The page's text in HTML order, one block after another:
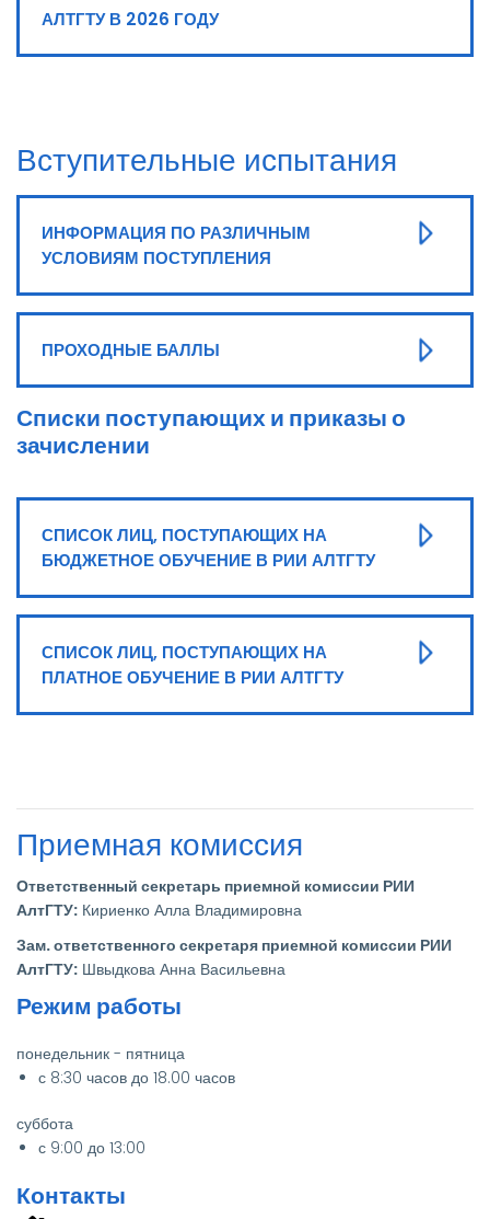
АЛТГТУ В 2026 ГОДУ
Вступительные испытания
ИНФОРМАЦИЯ ПО РАЗЛИЧНЫМ
УСЛОВИЯМ ПОСТУПЛЕНИЯ
ПРОХОДНЫЕ БАЛЛЫ
Списки поступающих и приказы о
зачислении
СПИСОК ЛИЦ, ПОСТУПАЮЩИХ НА
БЮДЖЕТНОЕ ОБУЧЕНИЕ В РИИ АЛТГТУ
СПИСОК ЛИЦ, ПОСТУПАЮЩИХ НА
ПЛАТНОЕ ОБУЧЕНИЕ В РИИ АЛТГТУ
Приемная комиссия
Ответственный секретарь приемной комиссии РИИ
АлтГТУ: Кириенко Алла Владимировна
Зам. ответственного секретаря приемной комиссии РИИ
АлтГТУ: Швыдкова Анна Васильевна
Режим работы
понедельник - пятница
с 8:30 часов до 18.00 часов
суббота
с 9:00 до 13:00
Контакты